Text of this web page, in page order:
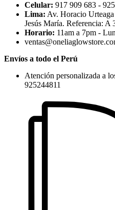
Celular: 917 909 683 -
Lima: Av. Horacio
Jesús María. Referencia: A
Horario: 11am a 7pm -
Envíos a todo el Perú
Atención personalizada a
925244811